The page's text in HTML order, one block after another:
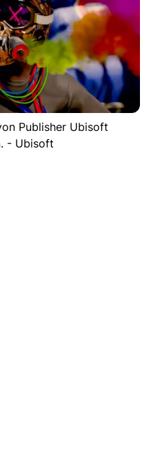
Publisher Ubisoft
- Ubisoft